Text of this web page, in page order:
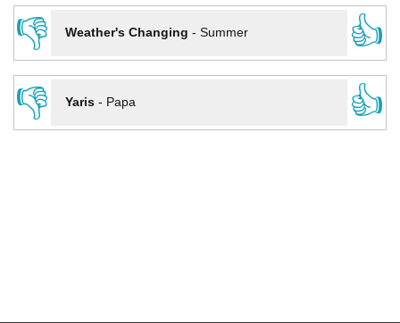
👎
Weather's Changing - Summer
👍
👎
Yaris- Papa 👍